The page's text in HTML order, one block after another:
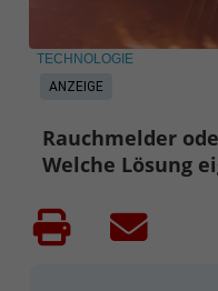
ANZEIGE
TECHNOLOGIE
Rauchmelder
Welche Lösung